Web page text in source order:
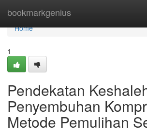
bookmarkgenius
Home
Home
1
Pendekatan
Penyembuhan
Metode Pemulihan